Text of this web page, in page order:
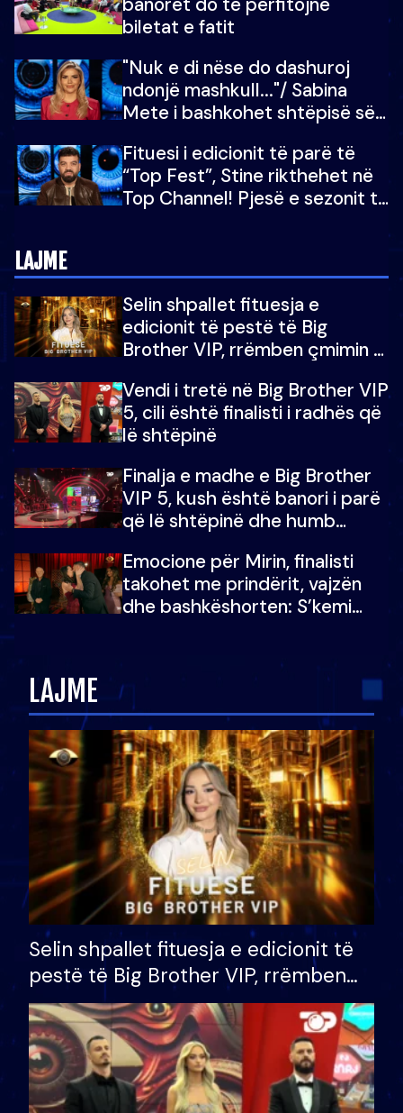
mu copëtua
biletat e fatit
"Nuk e di nëse do dashuroj
ndonjë mashkull..."/ Sabina
Mete i bashkohet shtëpisë së
për në fund!
Fituesi i edicionit të parë të
“Top Fest”, Stine rikthehet në
Top Channel! Pjesë e sezonit të
LAJME
Selin shpallet fituesja e
edicionit të pestë të Big
Brother VIP, rrëmben çmimin e
Vendi i tretë në Big Brother VIP
5, cili është finalisti i radhës që
lë shtëpinë
Finalja e madhe e Big Brother
VIP 5, kush është banori i parë
që lë shtëpinë dhe humb
çmimin e madh
Emocione për Mirin, finalisti
takohet me prindërit, vajzën
dhe bashkëshorten: S’kemi
LAJME
Selin shpallet fituesja e edicionit të
pestë të Big Brother VIP, rrëmben
çmimin e madh prej 100 mijë eurosh